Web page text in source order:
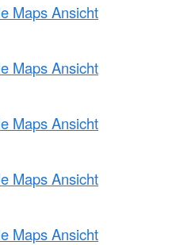
Maps Ansicht
Maps Ansicht
Maps Ansicht
Maps Ansicht
Maps Ansicht